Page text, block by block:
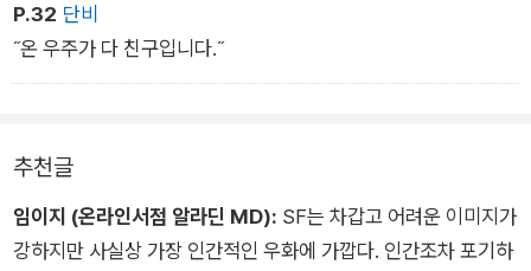
이 다정한 메시지는 작가가 아이들에게 바치는 연심이다. 고로 이
작품의 골자는 사랑. 우리는 누군가의 사랑으로부터 지지되는 존
재이기에.
P.32 단비
˝온 우주가 다 친구입니다.˝
추천글
임이지 (온라인서점 알라딘 MD): SF는 차갑고 어려운 이미지가
강하지만 사실상 가장 인간적인 우화에 가깝다. 인간조차 포기하